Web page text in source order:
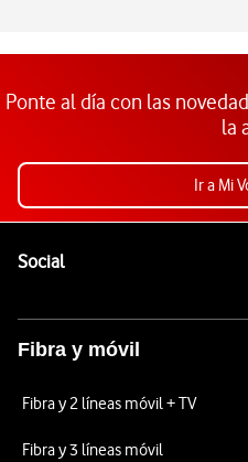
Ponte al día con las
la
Ir a Mi
SocialEnlaces a las redes
Fibra y móvil
Fibra y 2 líneas móvil + TV
Fibra y 3 líneas móvil